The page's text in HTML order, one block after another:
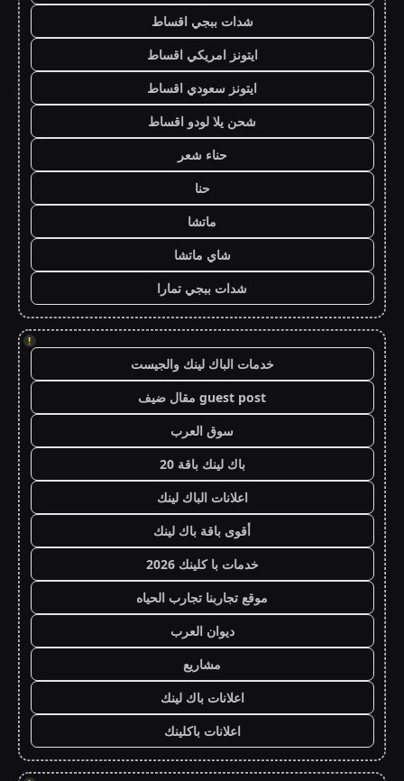
شدات ببجي اقساط
ايتونز امريكي اقساط
ايتونز سعودي اقساط
شحن يلا لودو اقساط
حناء شعر
حنا
ماتشا
شاي ماتشا
شدات ببجي تمارا
!
خدمات الباك لينك والجيست
guest post مقال ضيف
سوق العرب
باك لينك باقة 20
اعلانات الباك لينك
أقوى باقة باك لينك
خدمات با كلينك 2026
موقع تجاربنا تجارب الحياه
ديوان العرب
مشاريع
اعلانات باك لينك
اعلانات باكلينك